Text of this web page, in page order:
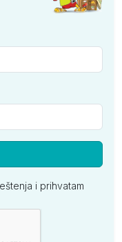
i prihvatam